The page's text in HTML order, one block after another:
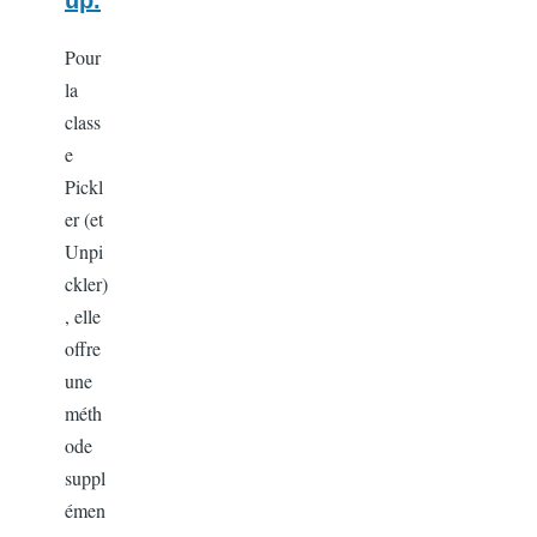
Pour
la
class
e
Pickl
er (et
Unpi
ckler)
, elle
offre
une
méth
ode
suppl
émen